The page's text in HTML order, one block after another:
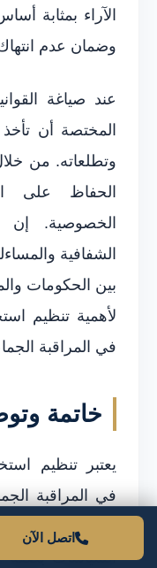
الآراء بمثابة
وضمان عدم
عند صياغة
المختصة أن تأخذ
وتطلعاته. من
الحفاظ على
الخصوصية. إن
الشفافية
بين الحكومات
لأهمية تنظيم
في المراقبة
خاتمة
يعتبر تنظيم
في المراقبة
تشغل بال
السياسات بصفة
اتصل الآن